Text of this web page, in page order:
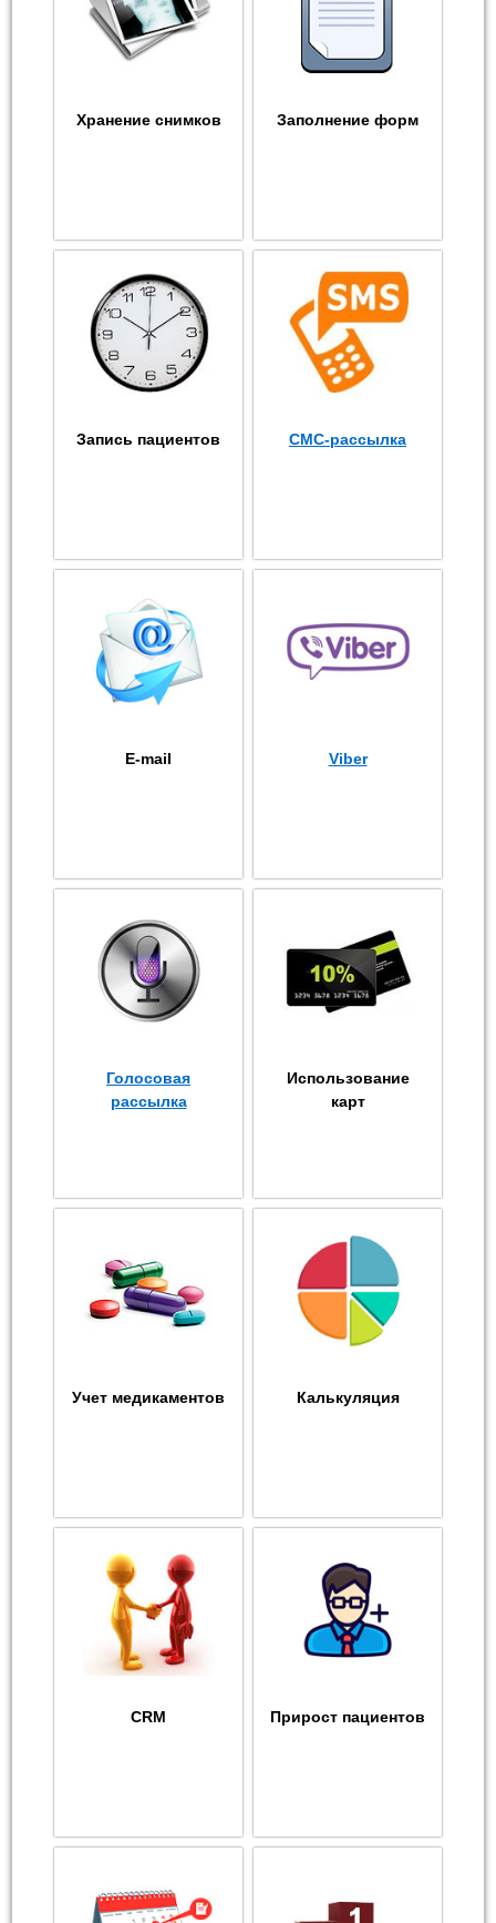
Хранение снимков Заполнение форм
Запись пациентов СМС-рассылка
E-mail Viber
Голосовая
рассылка
Использование
карт
Учет медикаментов Калькуляция
CRM Прирост пациентов